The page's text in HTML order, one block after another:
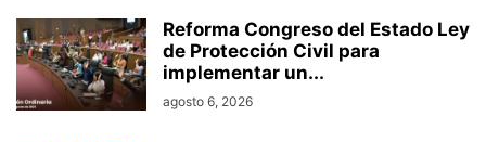
Reforma Congreso del Estado Ley
de Protección Civil para
implementar un...
agosto 6, 2026